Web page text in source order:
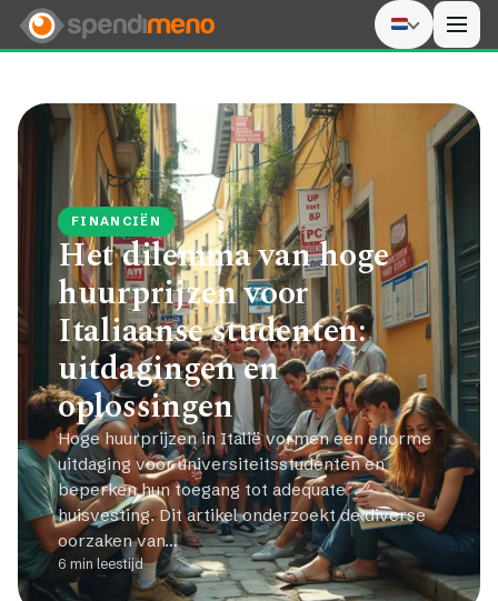
FINANCIËN
Het dilemma van hoge
huurprijzen voor
Italiaanse studenten:
uitdagingen en
oplossingen
Hoge huurprijzen in Italië vormen een enorme
uitdaging voor universiteitsstudenten en
beperken hun toegang tot adequate
huisvesting. Dit artikel onderzoekt de diverse
oorzaken van…
6 min leestijd